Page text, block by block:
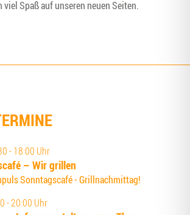
viel Spaß auf unse­ren neu­en Seiten.
- 18:00 Uhr
– Wir grillen
Sonntagscafé - Grillnachmittag!
- 20:00 Uhr